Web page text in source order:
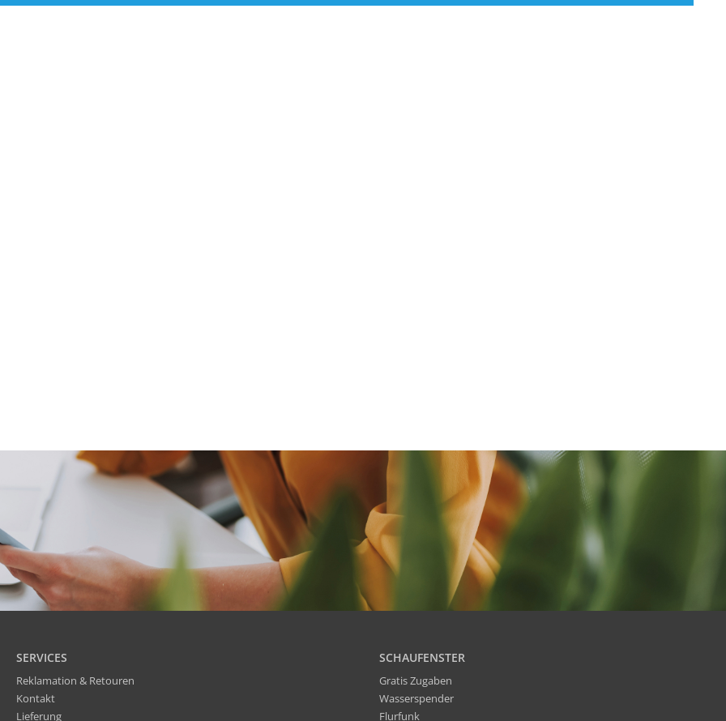
SERVICES
Reklamation & Retouren
Kontakt
Lieferung
SCHAUFENSTER
Gratis Zugaben
Wasserspender
Flurfunk